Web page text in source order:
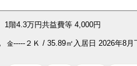
1階4.3万円共益費等 4,000円
金-----２Ｋ / 35.89㎡ 入居日 2026年8月